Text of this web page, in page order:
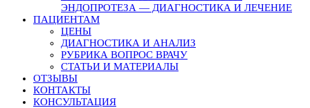
ЭНДОПРОТЕЗА — ДИАГНОСТИКА И ЛЕЧЕНИЕ
ПАЦИЕНТАМ
ЦЕНЫ
ДИАГНОСТИКА И АНАЛИЗ
РУБРИКА ВОПРОС ВРАЧУ
СТАТЬИ И МАТЕРИАЛЫ
ОТЗЫВЫ
КОНТАКТЫ
КОНСУЛЬТАЦИЯ